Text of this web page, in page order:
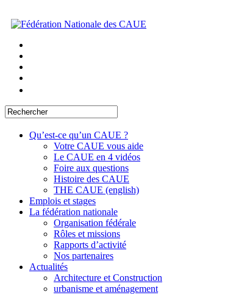
Qu’est-ce qu’un CAUE ?
Votre CAUE vous aide
Le CAUE en 4 vidéos
Foire aux questions
Histoire des CAUE
THE CAUE (english)
Emplois et stages
La fédération nationale
Organisation fédérale
Rôles et missions
Rapports d’activité
Nos partenaires
Actualités
Architecture et Construction
urbanisme et aménagement